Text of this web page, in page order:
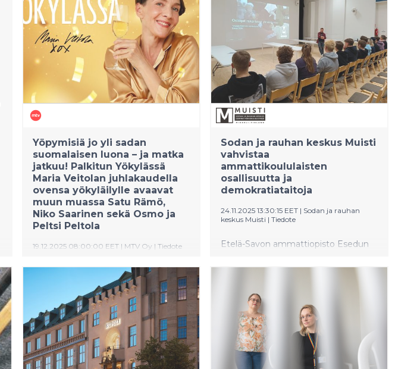
Yöpymisiä jo yli sadan
suomalaisen luona – ja matka
jatkuu! Palkitun Yökylässä
Maria Veitolan juhlakaudella
ovensa yökyläilylle avaavat
muun muassa Satu Rämö,
Niko Saarinen sekä Osmo ja
Peltsi Peltola
19.12.2025 08:00:00 EET | MTV Oy | Tiedote
Yökyläilyt kuljettavat Maria Veitolan
juhlakaudella poikkeuksellisiin
maisemiin Suomen halki aina
maailman laidalle saakka. Kymmenes
tuotantokausi käynnistyy MTV:llä
maanantaina 23.2.2026 Arja
Saijonmaan jaksolla.
Sodan ja rauhan keskus Muisti
vahvistaa
ammattikoululaisten
osallisuutta ja
demokratiataitoja
24.11.2025 13:30:15 EET | Sodan ja rauhan
keskus Muisti | Tiedote
Etelä-Savon ammattiopisto Esedun
päässeet tänä syksynä tutustumaan
Mikkelissä. Vierailut ovat osa Esedun
ja Muistin uutta yhteistyötä, jonka
tavoitteena on vahvistaa
opiskelijoiden ammatti-identiteettiä ja
tuoda esiin ammatillisen osaamisen
merkitystä yhteiskunnassa. Yhteistyö